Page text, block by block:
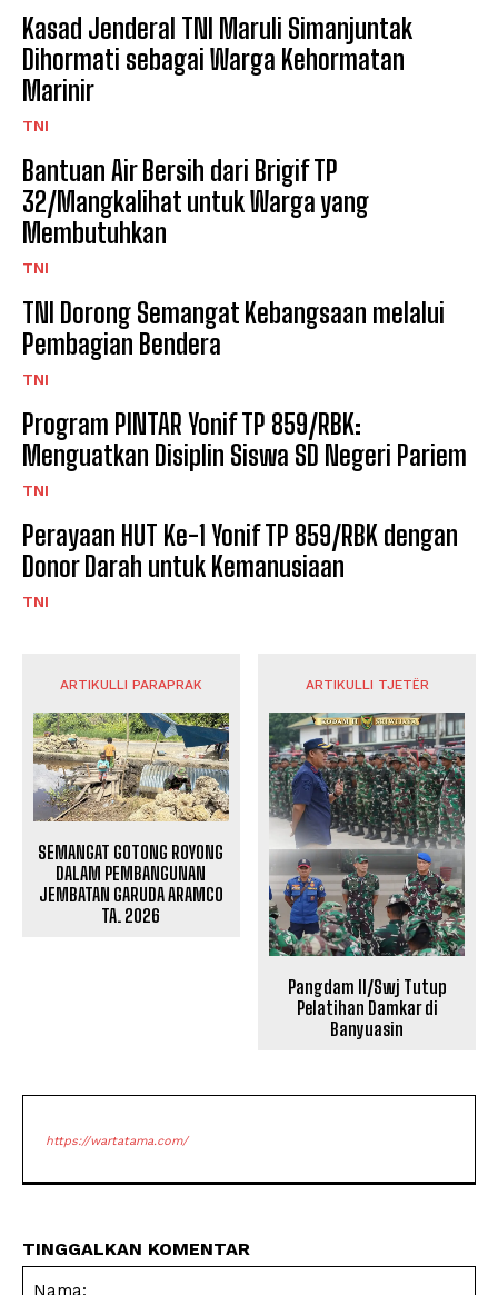
Kasad Jenderal TNI Maruli Simanjuntak
Dihormati sebagai Warga Kehormatan
Marinir
TNI
Bantuan Air Bersih dari Brigif TP
32/Mangkalihat untuk Warga yang
Membutuhkan
TNI
TNI Dorong Semangat Kebangsaan melalui
Pembagian Bendera
TNI
Program PINTAR Yonif TP 859/RBK:
Menguatkan Disiplin Siswa SD Negeri Pariem
TNI
Perayaan HUT Ke-1 Yonif TP 859/RBK dengan
Donor Darah untuk Kemanusiaan
TNI
ARTIKULLI PARAPRAK
SEMANGAT GOTONG ROYONG
DALAM PEMBANGUNAN
JEMBATAN GARUDA ARAMCO
TA. 2026
ARTIKULLI TJETËR
Pangdam II/Swj Tutup
Pelatihan Damkar di
Banyuasin
https://wartatama.com/
TINGGALKAN KOMENTAR